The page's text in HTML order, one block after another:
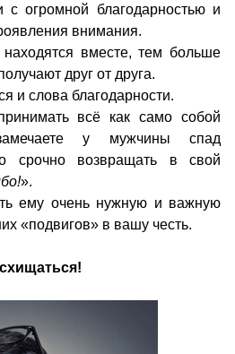
огромной благодарностью и
внимания.
вместе, тем больше
друг от друга.
и слова благодарности.
всё как само собой
у мужчины спад
срочно возвращать в свой
».
ему очень нужную и важную
«подвигов» в вашу честь.